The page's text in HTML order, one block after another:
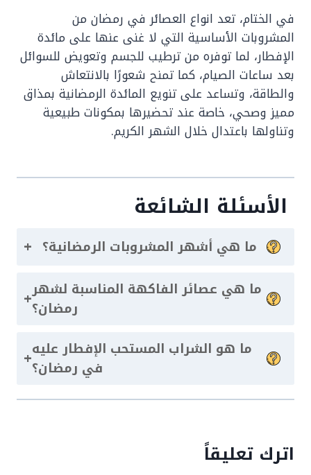
في الختام، تعد انواع العصائر في رمضان من
المشروبات الأساسية التي لا غنى عنها على مائدة
الإفطار، لما توفره من ترطيب للجسم وتعويض للسوائل
بعد ساعات الصيام، كما تمنح شعورًا بالانتعاش
والطاقة، وتساعد على تنويع المائدة الرمضانية بمذاق
مميز وصحي، خاصة عند تحضيرها بمكونات طبيعية
وتناولها باعتدال خلال الشهر الكريم.
الأسئلة الشائعة
ما هي أشهر المشروبات الرمضانية؟ +
ما هي عصائر الفاكهة المناسبة لشهر
رمضان؟+
ما هو الشراب المستحب الإفطار عليه
في رمضان؟+
اترك تعليقاً